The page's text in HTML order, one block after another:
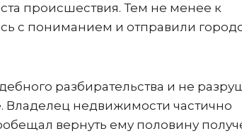
происшествия. Тем не менее к
с пониманием и отправили
разбирательства и не
недвижимости частично
вернуть ему половину